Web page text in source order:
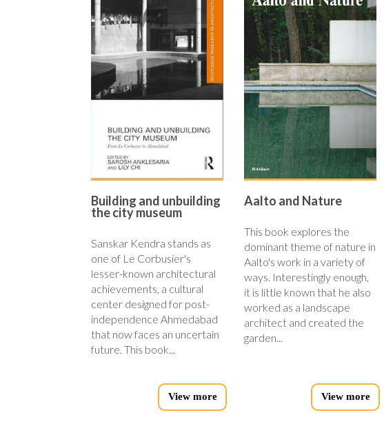
and-
unbuilding.jpg
Building and unbuilding
the city museum
Sanskar Kendra stands as
one of Le Corbusier's
lesser-known architectural
achievements, a cultural
center designed for post-
independence Ahmedabad
that now faces an uncertain
future. This book...
View more
and-
nature.jpg
Aalto and Nature
This book explores the
dominant theme of nature in
Aalto's work in a variety of
ways. Interestingly enough,
it is little known that he also
worked as a landscape
architect and created the
garden...
View more